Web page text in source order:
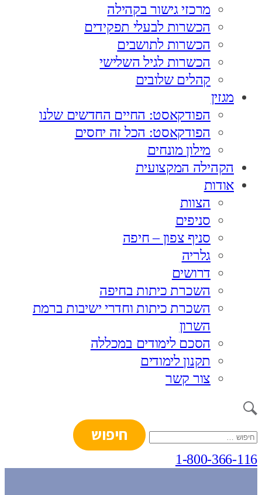
מרכזי גישור בקהילה
הכשרות לבעלי תפקידים
הכשרות לתושבים
הכשרות לגיל השלישי
קהלים שלובים
מגזין
הפודקאסט: החיים החדשים שלנו
הפודקאסט: הכל זה יחסים
מילון מונחים
הקהילה המקצועית
אודות
הצוות
סניפים
סניף צפון – חיפה
גלריה
דרושים
השכרת כיתות בחיפה
השכרת כיתות וחדרי ישיבות ברמת
השרון
הסכם לימודים במכללה
תקנון לימודים
צור קשר
חיפוש:
1-800-366-116